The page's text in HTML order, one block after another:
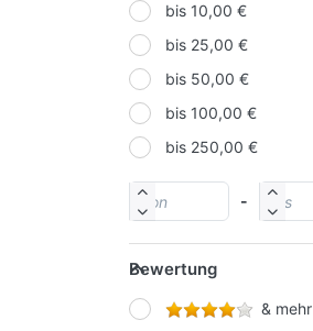
LAMY
MOLOTOW
NOVUS
ONLINE
PAGNA
PELIKAN
SCHNEIDER
STAEDTLER
STARPAK
bis 10,00 €
bis 25,00 €
bis 50,00 €
bis 100,00 €
bis 250,00 €
-
Bewertung
& mehr